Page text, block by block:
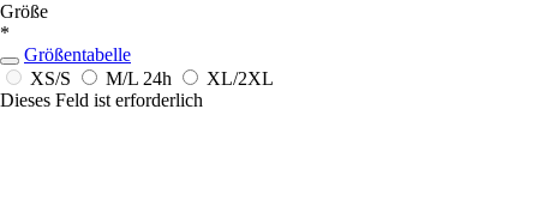
Größe
*
Größentabelle
XS/S
M/L 24h
XL/2XL
Dieses Feld ist erforderlich